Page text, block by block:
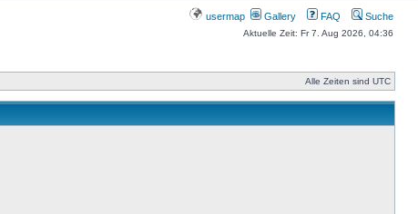
usermap Gallery FAQ Suche
Aktuelle Zeit: Fr 7. Aug 2026, 04:36
Alle Zeiten sind UTC